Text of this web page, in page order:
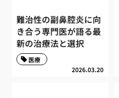
難治性の副鼻腔炎に向
き合う専門医が語る最
新の治療法と選択
2026.03.20
医療